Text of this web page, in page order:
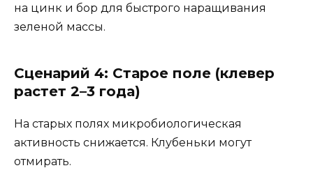
на цинк и бор для быстрого наращивания
зеленой массы.
Сценарий 4: Старое поле (клевер
растет 2–3 года)
На старых полях микробиологическая
активность снижается. Клубеньки могут
отмирать.